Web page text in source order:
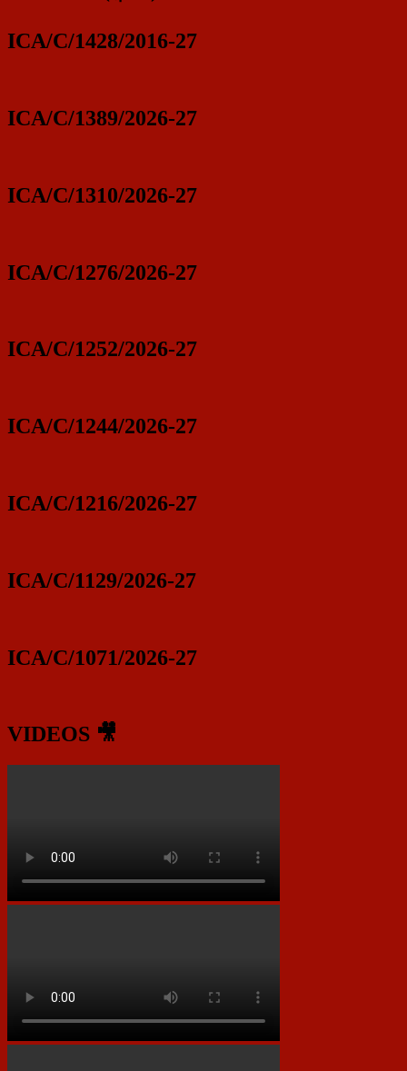
ICA/C/1428/2016-27
ICA/C/1389/2026-27
ICA/C/1310/2026-27
ICA/C/1276/2026-27
ICA/C/1252/2026-27
ICA/C/1244/2026-27
ICA/C/1216/2026-27
ICA/C/1129/2026-27
ICA/C/1071/2026-27
VIDEOS 🎥